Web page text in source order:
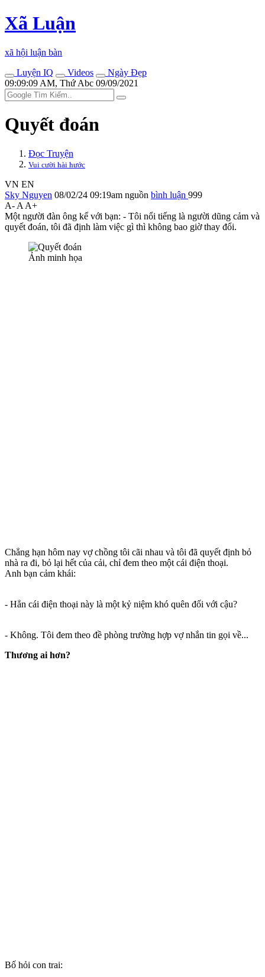
Xã Luận
xã hội luận bàn
Luyện IQ
Videos
Ngày Đẹp
09:09:09 AM, Thứ Abc 09/09/2021
Quyết đoán
Đọc Truyện
Vui cười hài hước
VN EN
Sky Nguyen 08/02/24 09:19am nguồn bình luận 999
A- A A+
Một người đàn ông kể với bạn: - Tôi nổi tiếng là người dũng cảm và
quyết đoán, tôi đã định làm việc gì thì không bao giờ thay đổi.
Ảnh minh họa
Chẳng hạn hôm nay vợ chồng tôi cãi nhau và tôi đã quyết định bỏ
nhà ra đi, bỏ lại hết của cải, chỉ đem theo một cái điện thoại.
Anh bạn cảm khái:
- Hẳn cái điện thoại này là một kỷ niệm khó quên đối với cậu?
- Không. Tôi đem theo đề phòng trường hợp vợ nhắn tin gọi về...
Thương ai hơn?
Bố hỏi con trai: